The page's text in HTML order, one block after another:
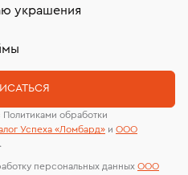
украшения
обработки
Успеха «Ломбард» и ООО
.
персональных данных ООО